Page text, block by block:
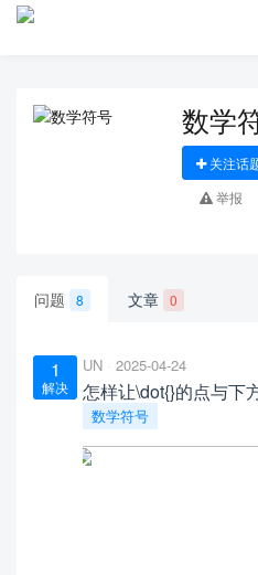
数学
关注话
举报
问题 8 文章 0
1
解决
UN 2025-04-24
怎样让\dot{}的点与下
数学符号